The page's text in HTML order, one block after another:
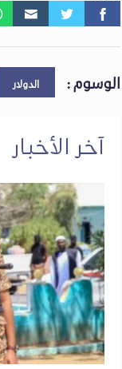
الوسوم : الدولار
آخر الأخبار